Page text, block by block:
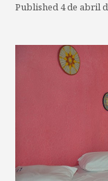
Published4 de abril